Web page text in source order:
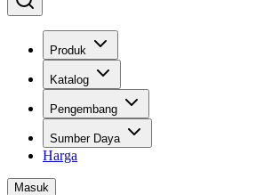
Produk
Katalog
Pengembang
Sumber Daya
Harga
Masuk